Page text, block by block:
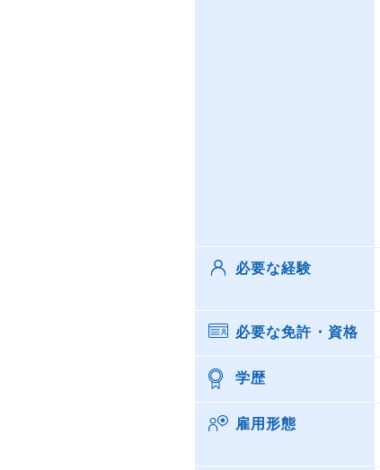
必要な経験
必要な免許・資格
学歴
雇用形態